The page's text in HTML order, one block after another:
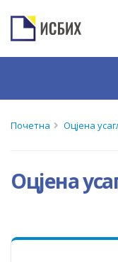
Почетна Оцјена
Оцјена